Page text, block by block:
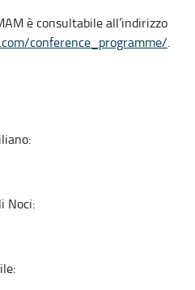
è consultabile all’indirizzo
conference_programme/.
Noci: